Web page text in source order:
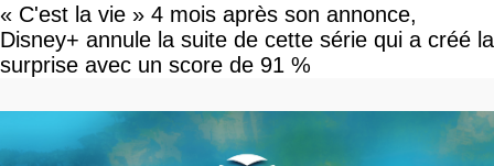
« C'est la vie » 4 mois après son annonce,
Disney+ annule la suite de cette série qui a créé la
surprise avec un score de 91 %